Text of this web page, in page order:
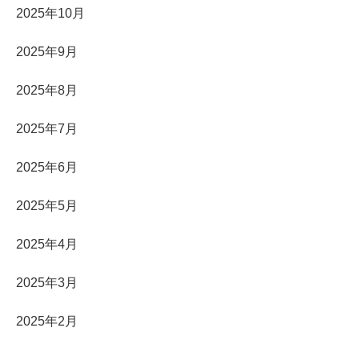
2025年10月
2025年9月
2025年8月
2025年7月
2025年6月
2025年5月
2025年4月
2025年3月
2025年2月